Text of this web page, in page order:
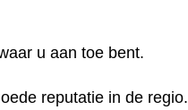
u aan toe bent.
reputatie in de regio.